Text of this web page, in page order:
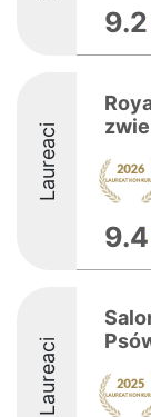
9.2
Laureaci
9.4
Laureaci